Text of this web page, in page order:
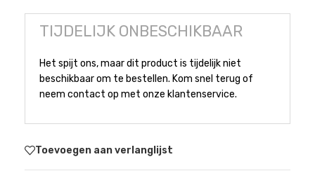
TIJDELIJK ONBESCHIKBAAR
Het spijt ons, maar dit product is tijdelijk niet
beschikbaar om te bestellen. Kom snel terug of
neem contact op met onze klantenservice.
Toevoegen aan verlanglijst